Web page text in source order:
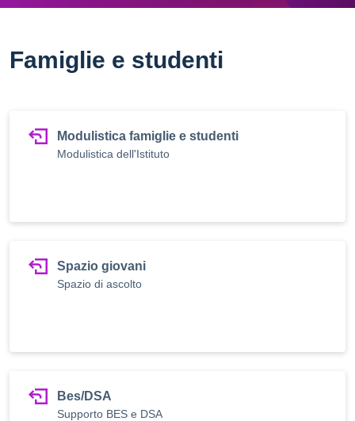
Famiglie e studenti
Modulistica famiglie e studenti
Modulistica dell'Istituto
Spazio giovani
Spazio di ascolto
Bes/DSA
Supporto BES e DSA